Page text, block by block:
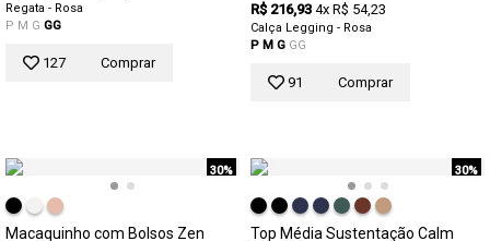
Regata - Rosa
P M G GG
127 Comprar
R$ 216,93 4x R$ 54,23
Calça Legging - Rosa
P M G GG
91 Comprar
30%
Macaquinho com Bolsos Zen
30%
Top Média Sustentação Calm